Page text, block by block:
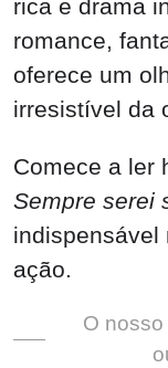
rica e drama
romance,
oferece um
irresistível da
Comece a ler
Sempre serei
indispensável
ação.
O